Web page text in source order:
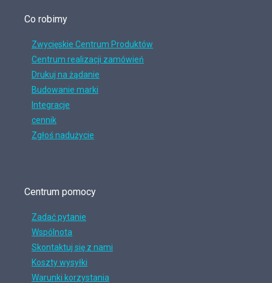
Co robimy
Zwycięskie Centrum Produktów
Centrum realizacji zamówień
Drukuj na żądanie
Budowanie marki
Integracje
cennik
Zgłoś nadużycie
Centrum pomocy
Zadać pytanie
Wspólnota
Skontaktuj się z nami
Koszty wysyłki
Warunki korzystania